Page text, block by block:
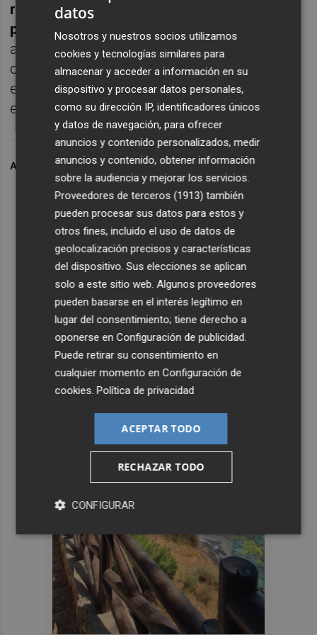
riesgo española se colocaba en los 72,10
puntos básicos
, con la rentabilidad del bono
a diez años en el 1,46%, al tiempo que la
cotización del euro frente al dólar se situaba
en 1,2446 billetes verdes', tras haber abierto
en 1,2455 dólares.
ARCHIVADO EN APERTURA BOLSA APERTURA BURSÁTIL
datos
Nosotros y nuestros socios utilizamos
cookies y tecnologías similares para
almacenar y acceder a información en su
dispositivo y procesar datos personales,
como su dirección IP, identificadores únicos
y datos de navegación, para ofrecer
anuncios y contenido personalizados, medir
anuncios y contenido, obtener información
sobre la audiencia y mejorar los servicios.
Proveedores de terceros (1913) también
pueden procesar sus datos para estos y
otros fines, incluido el uso de datos de
geolocalización precisos y características
del dispositivo. Sus elecciones se aplican
solo a este sitio web. Algunos proveedores
pueden basarse en el interés legítimo en
lugar del consentimiento; tiene derecho a
oponerse enConfiguración de publicidad
Puede retirar su consentimiento en
cualquier momento enConfiguración de
cookies .Política de privacidad
ACEPTAR TODO
RECHAZAR TODO
CONFIGURAR